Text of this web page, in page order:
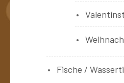
Fische /